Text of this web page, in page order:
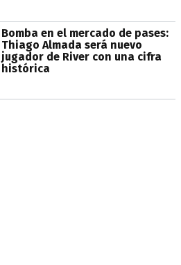
Bomba en el mercado de pases:
Thiago Almada será nuevo
jugador de River con una cifra
histórica